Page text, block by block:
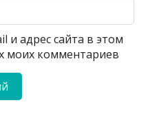
и адрес сайта в этом
моих комментариев